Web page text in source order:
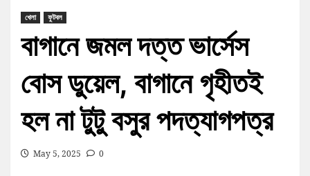
খেলা ফুটবল
বাগানে জমল দত্ত ভার্সেস
বোস ডুয়েল, বাগানে গৃহীতই
হল না টুটু বসুর পদত্যাগপত্র
May 5, 2025 0